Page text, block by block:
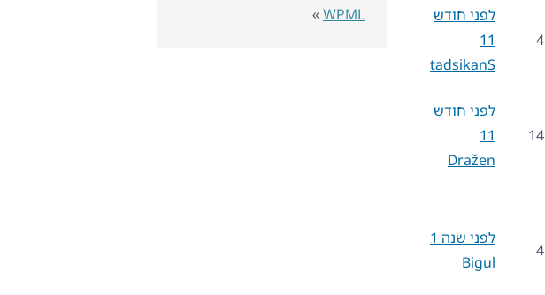
4
לפני חודש
11
tadsikanS
14
לפני חודש
11
Dražen
4
לפני שנה 1
Bigul
WPML
»